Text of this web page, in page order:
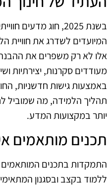
בשנת 2025, חוג מדעים
המיועדים לשדרג את חוויית
אלו לא רק משפרים את
מעודדים סקרנות, יצירתיות
באמצעות גישות חדשניות,
תהליך הלמידה, מה שמוביל
יותר במקצועות המדע.
תכנים מותאמים
התמקדות בתכנים
ללמוד בקצב ובסגנון